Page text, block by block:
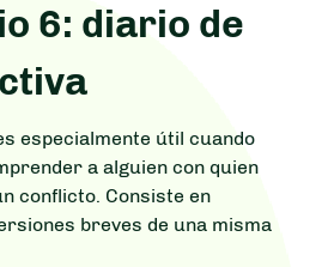
6: diario de
especialmente útil cuando
a alguien con quien
conflicto. Consiste en
breves de una misma